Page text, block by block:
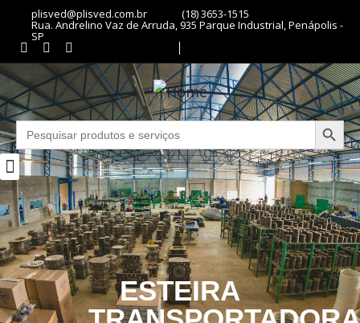
plisved@plisved.com.br (18) 3653-1515
Rua. Andrelino Vaz de Arruda, 935 Parque Industrial, Penápolis -
SP
Search
for:
Search
ESTEIRA